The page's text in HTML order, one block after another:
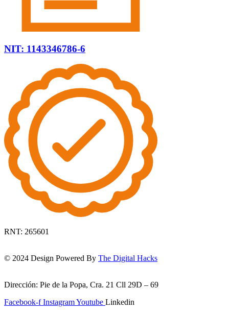
NIT: 1143346786-6
RNT: 265601
© 2024 Design Powered By The Digital Hacks
Dirección: Pie de la Popa, Cra. 21 Cll 29D – 69
Facebook-f InstagramYoutube Linkedin